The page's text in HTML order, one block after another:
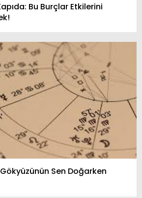
Bu Burçlar Etkilerini
Sen Doğarken